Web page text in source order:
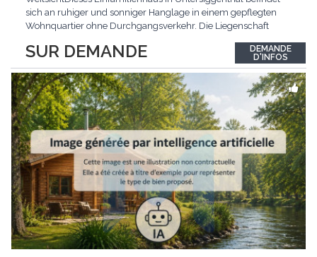
SUR DEMANDE
sich an ruhiger und sonniger Hanglage in einem gepflegten
Wohnquartier ohne Durchgangsverkehr. Die Liegenschaft
Nebenflächen sowie attraktive Freizeitmöglichkeiten mit Sauna
und eigenem Aussenpool. Das Haus wurde ursprünglich...
DEMANDE
D'INFOS